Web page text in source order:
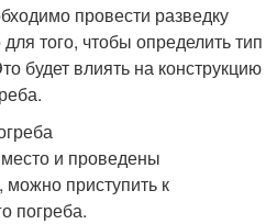
провести разведку
того, чтобы определить тип
будет влиять на конструкцию
и проведены
приступить к
погреба.